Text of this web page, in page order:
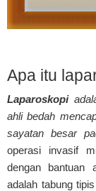
Apa itu
Laparoskopi
ahli bedah
sayatan besar
operasi invasif
dengan bantuan
adalah tabung